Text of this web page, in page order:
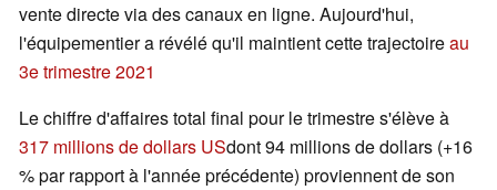
vente directe via des canaux en ligne. Aujourd'hui,
l'équipementier a révélé qu'il maintient cette trajectoireau
3e trimestre 2021
Le chiffre d'affaires total final pour le trimestre s'élève à
317 millions de dollars USdont 94 millions de dollars (+16
% par rapport à l'année précédente) proviennent de son